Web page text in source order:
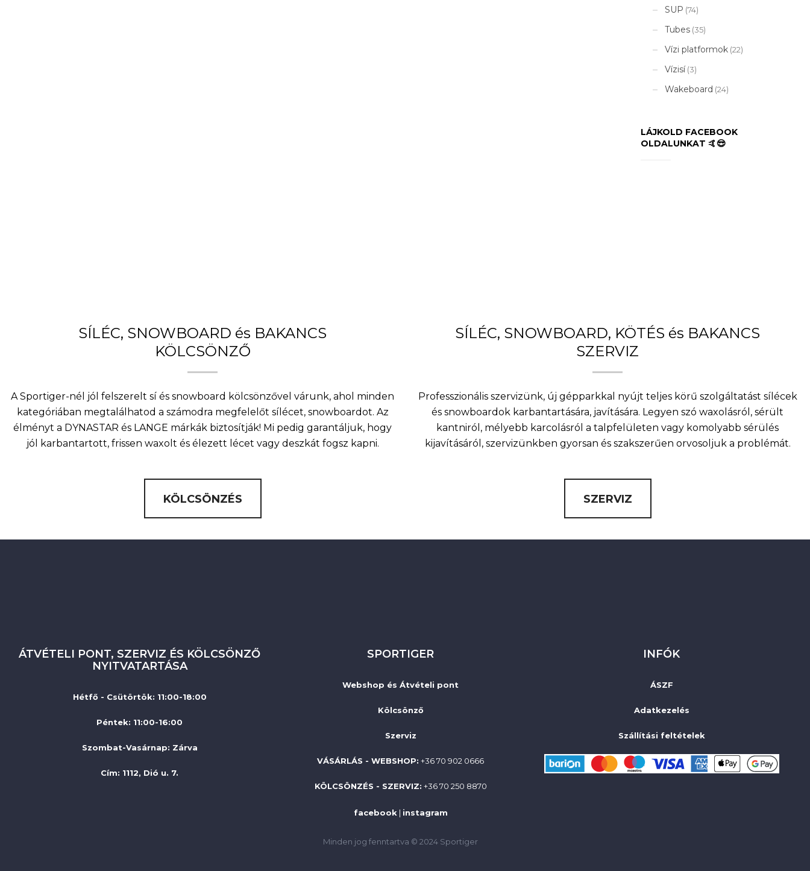
SUP (74)
Tubes (35)
Vízi platformok (22)
Vízisí (3)
Wakeboard (24)
LÁJKOLD FACEBOOK
OLDALUNKAT 🤙😎
SÍLÉC, SNOWBOARD és BAKANCS
KÖLCSÖNZŐ
A Sportiger-nél jól felszerelt sí és snowboard kölcsönzővel várunk, ahol minden
kategóriában megtalálhatod a számodra megfelelőt sílécet, snowboardot. Az
élményt a DYNASTAR és LANGE márkák biztosítják! Mi pedig garantáljuk, hogy
jól karbantartott, frissen waxolt és élezett lécet vagy deszkát fogsz kapni.
KÖLCSÖNZÉS
SÍLÉC, SNOWBOARD, KÖTÉS és BAKANCS
SZERVIZ
Professzionális szervizünk, új gépparkkal nyújt teljes körű szolgáltatást sílécek
és snowboardok karbantartására, javítására. Legyen szó waxolásról, sérült
kantniról, mélyebb karcolásról a talpfelületen vagy komolyabb sérülés
kijavításáról, szervizünkben gyorsan és szakszerűen orvosoljuk a problémát.
SZERVIZ
ÁTVÉTELI PONT, SZERVIZ ÉS KÖLCSÖNZŐ
NYITVATARTÁSA
Hétfő - Csütörtök: 11:00-18:00
Péntek: 11:00-16:00
Szombat-Vasárnap: Zárva
Cím: 1112, Dió u. 7.
SPORTIGER
Webshop és Átvételi pont
Kölcsönző
Szerviz
VÁSÁRLÁS - WEBSHOP: +36 70 902 0666
KÖLCSÖNZÉS - SZERVIZ: +36 70 250 8870
INFÓK
ÁSZF
Adatkezelés
Szállítási feltételek
facebook | instagram
Minden jog fenntartva © 2024 Sportiger